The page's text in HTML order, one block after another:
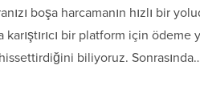
boşa harcamanın hızlı bir
karıştırıcı bir platform için ödeme
biliyoruz.